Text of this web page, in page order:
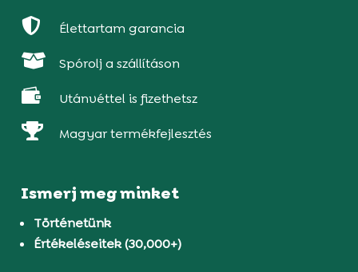
 Élettartam garancia
 Spórolj a szállításon
 Utánvéttel is fizethetsz
 Magyar termékfejlesztés
Ismerj meg minket
Történetünk
Értékeléseitek (30,000+)